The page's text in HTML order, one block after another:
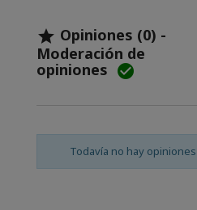
 Opiniones (0) -
Moderación de
opiniones 
Todavía no hay